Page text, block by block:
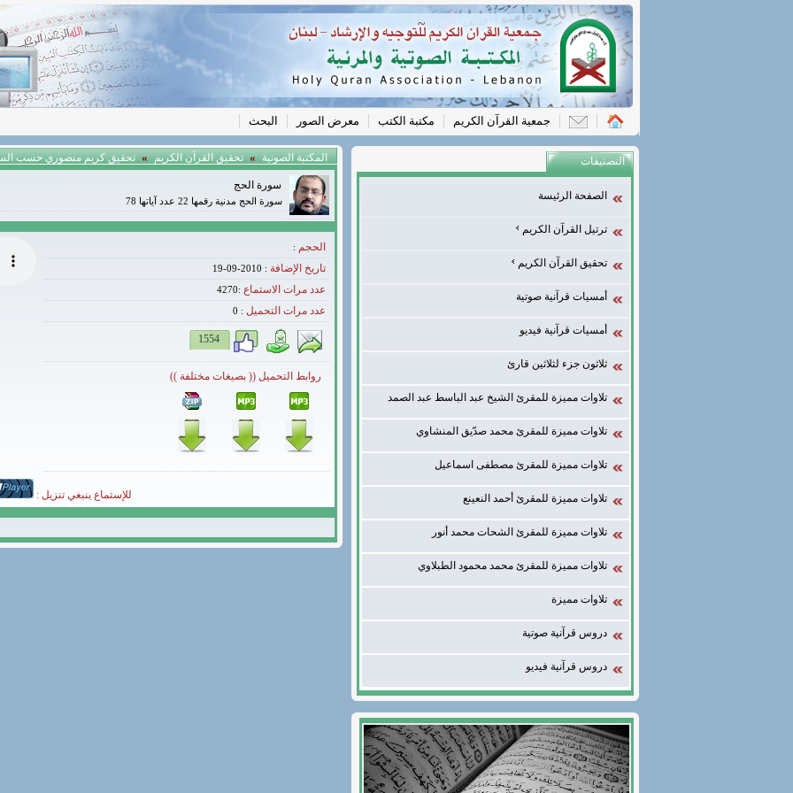
جمعية القرآن الكريم مكتبة الكتب معرض الصور البحث
المكتبة الصونية » تحقيق القرآن الكريم » تحقيق كريم منصوري حسب
سورة الحج
سورة الحج مدنية رقمها 22 عدد آياتها 78
الحجم :
تاريخ الإضافة : 2010-09-19
عدد مرات الاستماع :4270
عدد مرات التحميل :
0
1554
روابط التحميل (( بصيغات مختلفة ))
للإستماع ينبغي تنزيل :
التصنيفات
الصفحة الرئيسة
ترتيل القرآن الكريم
تحقيق القرآن الكريم
أمسيات قرآنية صوتية
أمسيات قرآنية فيديو
ثلاثون جزء لثلاثين قارئ
تلاوات مميزة للمقرئ الشيخ عبد الباسط عبد الصمد
تلاوات مميزة للمقرئ محمد صدّيق المنشاوي
تلاوات مميزة للمقرئ مصطفى اسماعيل
تلاوات مميزة للمقرئ أحمد النعينع
تلاوات مميزة للمقرئ الشحات محمد أنور
تلاوات مميزة للمقرئ محمد محمود الطبلاوي
تلاوات مميزة
دروس قرآنية صوتية
دروس قرآنية فيديو